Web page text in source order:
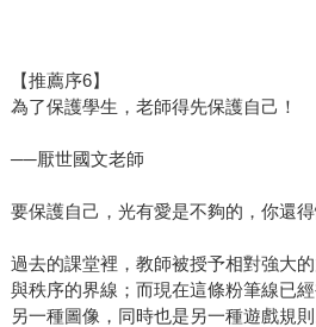
【推薦序6】
為了保護學生，老師得先保護自己！
──厭世國文老師
要保護自己，光有愛是不夠的，你還
過去的課堂裡，教師被授予相對強大
與秩序的界線；而現在這條粉筆線已
另一種圖像，同時也是另一種遊戲規則